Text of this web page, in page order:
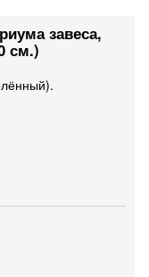
завеса,
см.)